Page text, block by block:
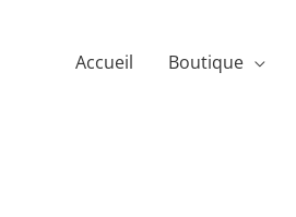
Accueil Boutique